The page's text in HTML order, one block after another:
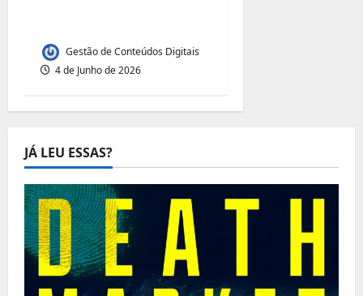
Gestão de Conteúdos Digitais
4 de Junho de 2026
JÁ LEU ESSAS?